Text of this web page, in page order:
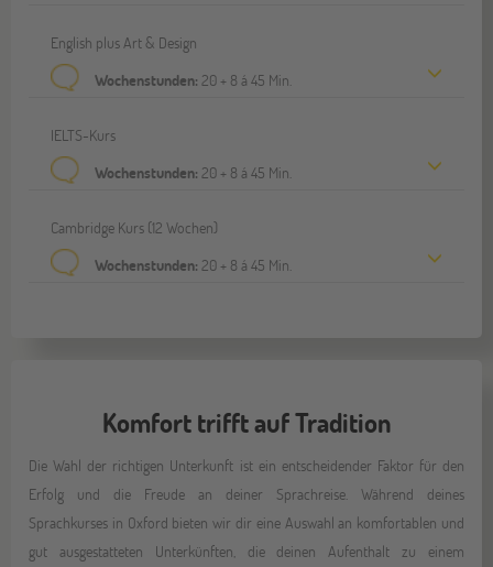
English plus Art & Design
Wochenstunden: 20 + 8 á 45 Min.
IELTS-Kurs
Wochenstunden: 20 + 8 á 45 Min.
Cambridge Kurs (12 Wochen)
Wochenstunden: 20 + 8 á 45 Min.
Komfort trifft auf Tradition
Die Wahl der richtigen Unterkunft ist ein entscheidender Faktor für den
Erfolg und die Freude an deiner Sprachreise. Während deines
Sprachkurses in Oxford bieten wir dir eine Auswahl an komfortablen und
gut ausgestatteten Unterkünften, die deinen Aufenthalt zu einem